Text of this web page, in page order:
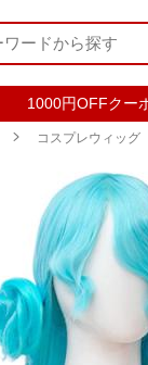
1000円OFFクー
 コスプレウィッグ